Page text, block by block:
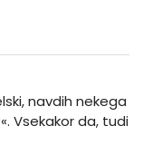
navdih nekega
Vsekakor da, tudi